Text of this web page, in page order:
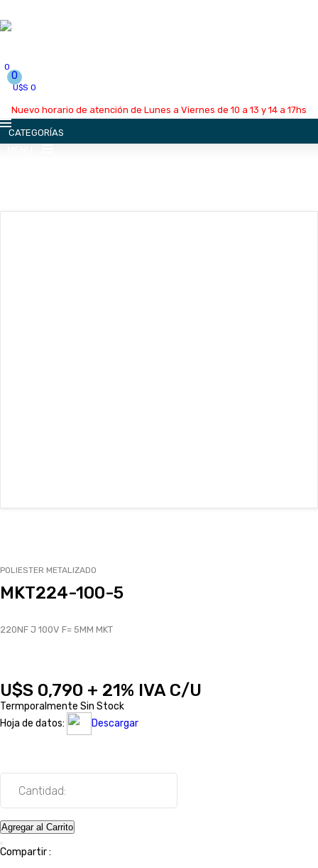
0
0
U$S 0
Nuevo horario de atención de Lunes a Viernes de 10 a 13 y 14 a 17hs
CATEGORÍAS
POLIESTER METALIZADO
MKT224-100-5
220NF J 100V F= 5MM MKT
U$S 0,790 + 21% IVA C/U
Termporalmente Sin Stock
Hoja de datos:
Descargar
Cantidad:
Agregar al Carrito
Compartir :